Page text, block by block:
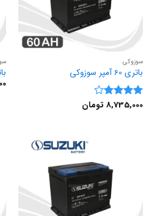
سوزوکی
باتری 60 آمپر سوزوکی
نمره4
8,735,000 تومان